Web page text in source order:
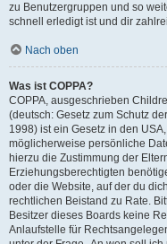
zu Benutzergruppen und so
schnell erledigt ist und dir
Nach oben
Was ist COPPA?
COPPA, ausgeschrieben
(deutsch: Gesetz zum Schutz
1998) ist ein Gesetz in den
möglicherweise persönliche
hierzu die Zustimmung der
Erziehungsberechtigten
oder die Website, auf der du
rechtlichen Beistand zu Rate.
Besitzer dieses Boards keine
Anlaufstelle für